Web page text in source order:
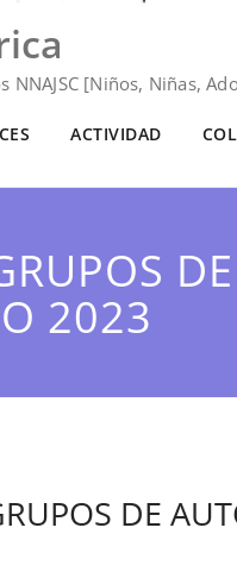
[Niños, Niñas,
ACTIVIDAD
DE
2023
DE